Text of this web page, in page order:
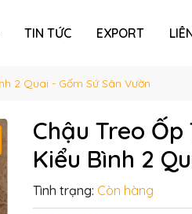
TIN TỨC EXPORT
2 Quai - Gốm Sứ Sân Vườn
Chậu Treo
Kiểu Bình 2
Tình trạng: Còn hàng